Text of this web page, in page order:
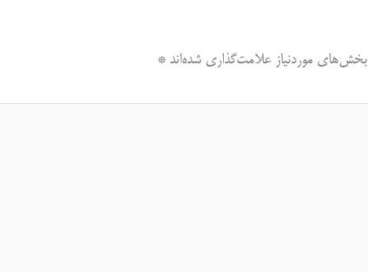
بخش‌های موردنیاز علامت‌گذاری شده‌اند*